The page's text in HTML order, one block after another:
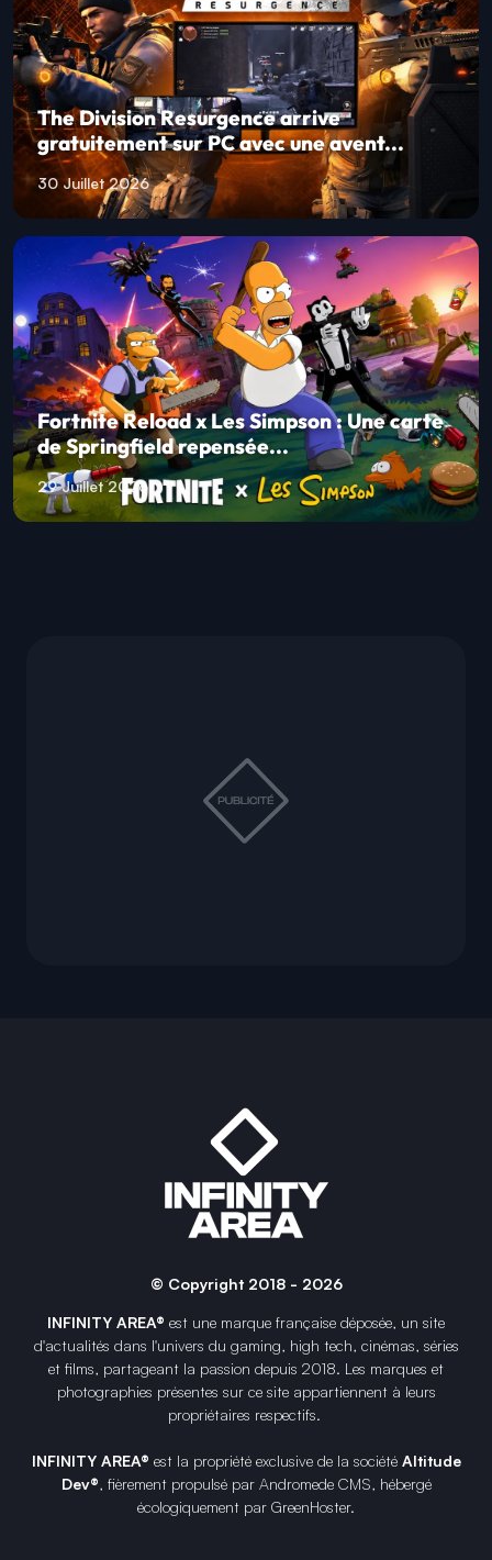
The Division Resurgence arrive
gratuitement sur PC avec une avent...
30 Juillet 2026
Fortnite Reload x Les Simpson : Une carte
de Springfield repensée...
29 Juillet 2026
© Copyright 2018 - 2026
INFINITY AREA® est une marque française déposée, un site
d'actualités dans l'univers du gaming, high tech, cinémas, séries
et films, partageant la passion depuis 2018. Les marques et
photographies présentes sur ce site appartiennent à leurs
propriétaires respectifs.
INFINITY AREA® est la propriété exclusive de la société Altitude
Dev®, fièrement propulsé par Andromede CMS, hébergé
écologiquement par GreenHoster.